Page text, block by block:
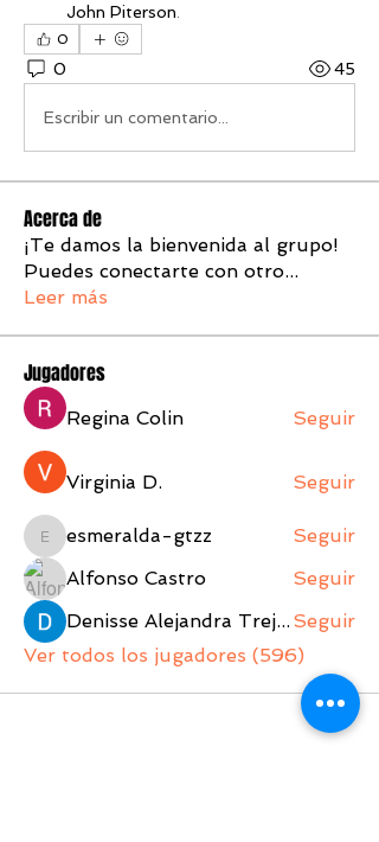
John Piterson
0
0 45
Escribir un comentario...
Acerca de
¡Te damos la bienvenida al grupo!
Puedes conectarte con otro...
Leer más
Jugadores
Regina Colin Seguir
Virginia D. Seguir
esmeralda-gtzz
esmeralda-gtzz
Seguir
Alfonso Castro
Seguir
Denisse Alejandra Trejo Lopez Seguir
Ver todos los jugadores (596)